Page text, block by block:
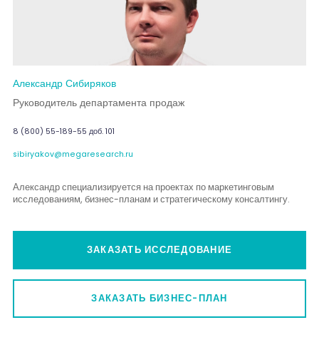
Александр Сибиряков
Руководитель департамента продаж
8 (800) 55-189-55 доб. 101
sibiryakov@megaresearch.ru
Александр специализируется на проектах по маркетинговым
исследованиям, бизнес-планам и стратегическому консалтингу.
ЗАКАЗАТЬ ИССЛЕДОВАНИЕ
ЗАКАЗАТЬ БИЗНЕС-ПЛАН